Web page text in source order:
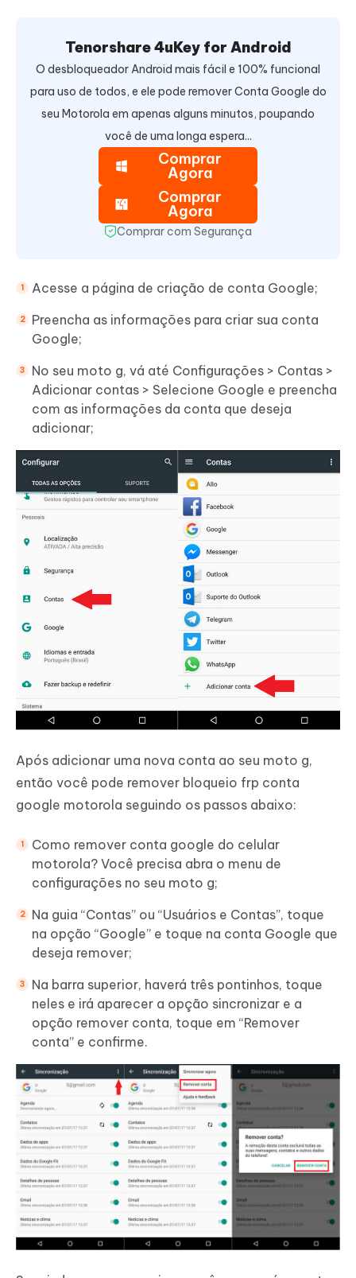
Tenorshare 4uKey for Android
O desbloqueador Android mais fácil e 100% funcional
para uso de todos, e ele pode remover Conta Google do
seu Motorola em apenas alguns minutos, poupando
você de uma longa espera...
Comprar
Agora
Comprar
Agora
Comprar com Segurança
Acesse a página de criação de conta Google;
Preencha as informações para criar sua conta
Google;
No seu moto g, vá até Configurações > Contas >
Adicionar contas > Selecione Google e preencha
com as informações da conta que deseja
adicionar;
Após adicionar uma nova conta ao seu moto g,
então você pode remover bloqueio frp conta
google motorola seguindo os passos abaixo:
Como remover conta google do celular
motorola? Você precisa abra o menu de
configurações no seu moto g;
Na guia “Contas” ou “Usuários e Contas”, toque
na opção “Google” e toque na conta Google que
deseja remover;
Na barra superior, haverá três pontinhos, toque
neles e irá aparecer a opção sincronizar e a
opção remover conta, toque em “Remover
conta” e confirme.